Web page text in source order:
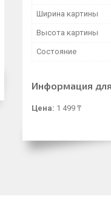
Ширина картины
Высота картины
Состояние
Информация
Цена: 1 499 ₸